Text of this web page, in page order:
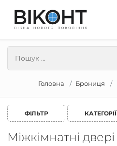
Головна Брониця
ФІЛЬТР КАТЕГОРІЇ
Міжкімнатні